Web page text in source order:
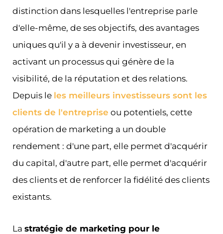
distinction dans lesquelles l'entreprise parle
d'elle-même, de ses objectifs, des avantages
uniques qu'il y a à devenir investisseur, en
activant un processus qui génère de la
visibilité, de la réputation et des relations.
Depuis le les meilleurs investisseurs sont les
clients de l'entreprise ou potentiels, cette
opération de marketing a un double
rendement : d'une part, elle permet d'acquérir
du capital, d'autre part, elle permet d'acquérir
des clients et de renforcer la fidélité des clients
existants.
La stratégie de marketing pour le